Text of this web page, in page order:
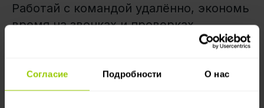
Согласие Подробности О нас
Работай с командой удалённо, экономь
время на звонках и проверках.
Mapon Driver